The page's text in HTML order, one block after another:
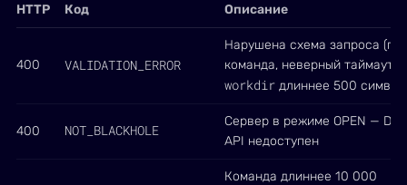
HTTP Код Описание
400 VALIDATION_ERROR
Нарушена схема запроса
команда, неверный таймаут,
workdir длиннее 500
400 NOT_BLACKHOLE
Сервер в режиме OPEN —
API недоступен
Команда длиннее 10 000